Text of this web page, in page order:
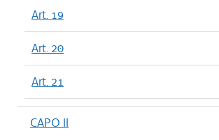
Art. 19
Art. 20
Art. 21
CAPO II